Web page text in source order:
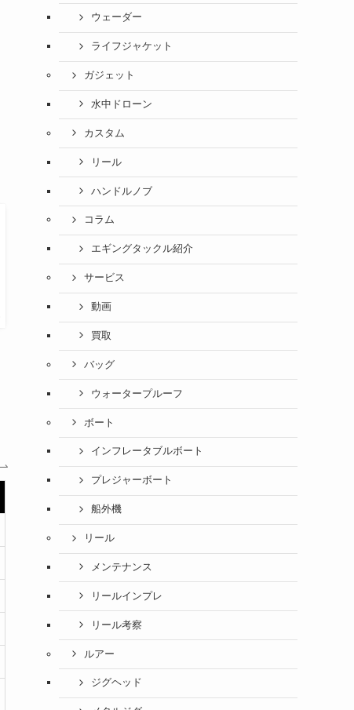
ウェーダー
ライフジャケット
ガジェット
水中ドローン
カスタム
リール
ハンドルノブ
コラム
エギングタックル紹介
サービス
動画
買取
バッグ
ウォータープルーフ
ボート
インフレータブルボート
プレジャーボート
船外機
リール
メンテナンス
リールインプレ
リール考察
ルアー
ジグヘッド